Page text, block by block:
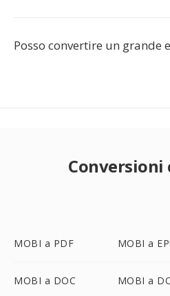
Posso convertire un grande
Conversioni
MOBI a PDF MOBI a
MOBI a DOC MOBI a